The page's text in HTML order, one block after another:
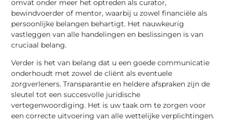
omvat onder meer het optreden als curator,
bewindvoerder of mentor, waarbij u zowel financiële als
persoonlijke belangen behartigt. Het nauwkeurig
vastleggen van alle handelingen en beslissingen is van
cruciaal belang.
Verder is het van belang dat u een goede communicatie
onderhoudt met zowel de cliënt als eventuele
zorgverleners. Transparantie en heldere afspraken zijn de
sleutel tot een succesvolle juridische
vertegenwoordiging. Het is uw taak om te zorgen voor
een correcte uitvoering van alle wettelijke verplichtingen.